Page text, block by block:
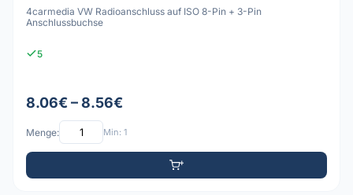
4carmedia VW Radioanschluss auf ISO 8-Pin + 3-Pin
Anschlussbuchse
5
8.06€ – 8.56€
Menge: Min: 1